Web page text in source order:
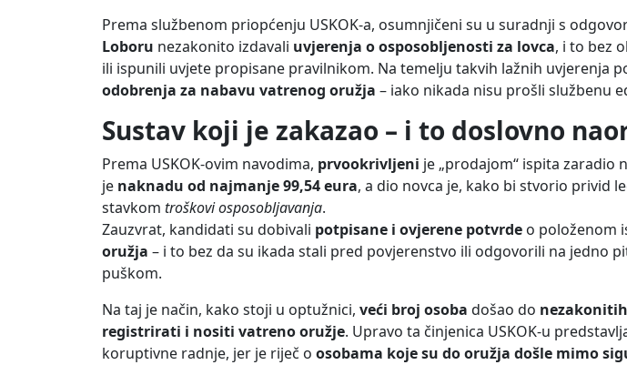
Prema službenom priopćenju USKOK-a, osumnjičeni su u suradnji s
Loboru nezakonito izdavali uvjerenja o osposobljenosti za lovca, i to bez
ili ispunili uvjete propisane pravilnikom. Na temelju takvih lažnih uvjerenja
odobrenja za nabavu vatrenog oružja – iako nikada nisu prošli službenu
Sustav koji je zakazao – i to doslovno
Prema USKOK-ovim navodima, prvookrivljeni je „prodajom“ ispita zaradio
je naknadu od najmanje 99,54 eura, a dio novca je, kako bi stvorio privid
stavkom troškovi osposobljavanja.
Zauzvrat, kandidati su dobivali potpisane i ovjerene potvrde o položenom
oružja – i to bez da su ikada stali pred povjerenstvo ili odgovorili na jedno
puškom.
Na taj je način, kako stoji u optužnici, veći broj osoba došao do
registrirati i nositi vatreno oružje. Upravo ta činjenica USKOK-u
koruptivne radnje, jer je riječ o osobama koje su do oružja došle mimo